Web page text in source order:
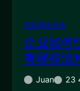
国际网络专线
企业如何
有哪些流
Juan 23